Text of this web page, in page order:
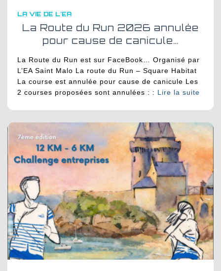
LA VIE DE L'EA
La Route du Run 2026 annulée
pour cause de canicule…
La Route du Run est sur FaceBook… Organisé par
L’EA Saint Malo La route du Run – Square Habitat
La course est annulée pour cause de canicule Les
2 courses proposées sont annulées : : Lire la suite